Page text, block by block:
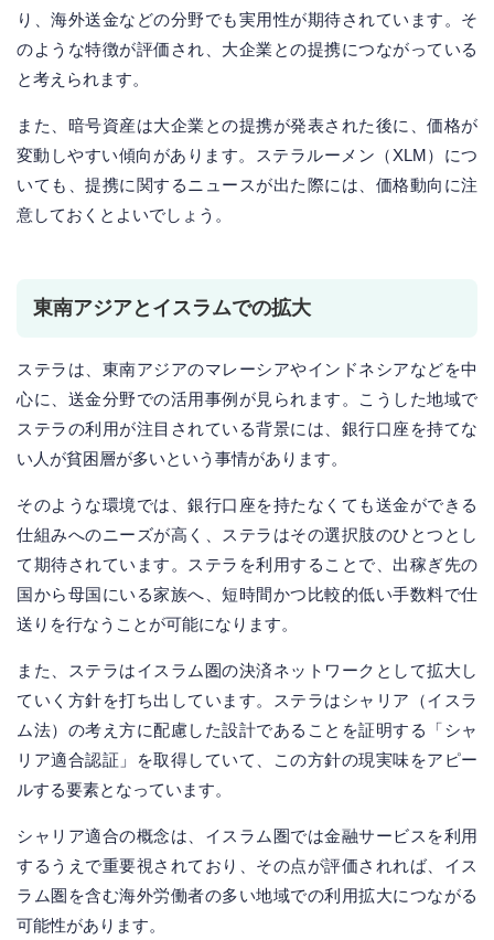
り、海外送金などの分野でも実用性が期待されています。そ
のような特徴が評価され、大企業との提携につながっている
と考えられます。
また、暗号資産は大企業との提携が発表された後に、価格が
変動しやすい傾向があります。ステラルーメン（XLM）につ
いても、提携に関するニュースが出た際には、価格動向に注
意しておくとよいでしょう。
東南アジアとイスラムでの拡大
ステラは、東南アジアのマレーシアやインドネシアなどを中
心に、送金分野での活用事例が見られます。こうした地域で
ステラの利用が注目されている背景には、銀行口座を持てな
い人が貧困層が多いという事情があります。
そのような環境では、銀行口座を持たなくても送金ができる
仕組みへのニーズが高く、ステラはその選択肢のひとつとし
て期待されています。ステラを利用することで、出稼ぎ先の
国から母国にいる家族へ、短時間かつ比較的低い手数料で仕
送りを行なうことが可能になります。
また、ステラはイスラム圏の決済ネットワークとして拡大し
ていく方針を打ち出しています。ステラはシャリア（イスラ
ム法）の考え方に配慮した設計であることを証明する「シャ
リア適合認証」を取得していて、この方針の現実味をアピー
ルする要素となっています。
シャリア適合の概念は、イスラム圏では金融サービスを利用
するうえで重要視されており、その点が評価されれば、イス
ラム圏を含む海外労働者の多い地域での利用拡大につながる
可能性があります。